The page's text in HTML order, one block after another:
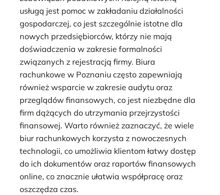
usługą jest pomoc w zakładaniu działalności
gospodarczej, co jest szczególnie istotne dla
nowych przedsiębiorców, którzy nie mają
doświadczenia w zakresie formalności
związanych z rejestracją firmy. Biura
rachunkowe w Poznaniu często zapewniają
również wsparcie w zakresie audytu oraz
przeglądów finansowych, co jest niezbędne dla
firm dążących do utrzymania przejrzystości
finansowej. Warto również zaznaczyć, że wiele
biur rachunkowych korzysta z nowoczesnych
technologii, co umożliwia klientom łatwy dostęp
do ich dokumentów oraz raportów finansowych
online, co znacznie ułatwia współpracę oraz
oszczędza czas.